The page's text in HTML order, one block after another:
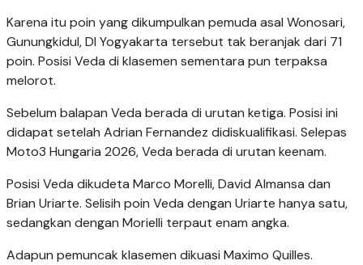
Karena itu poin yang dikumpulkan pemuda asal Wonosari,
Gunungkidul, DI Yogyakarta tersebut tak beranjak dari 71
poin. Posisi Veda di klasemen sementara pun terpaksa
melorot.
Sebelum balapan Veda berada di urutan ketiga. Posisi ini
didapat setelah Adrian Fernandez didiskualifikasi. Selepas
Moto3 Hungaria 2026, Veda berada di urutan keenam.
Posisi Veda dikudeta Marco Morelli, David Almansa dan
Brian Uriarte. Selisih poin Veda dengan Uriarte hanya satu,
sedangkan dengan Morielli terpaut enam angka.
Adapun pemuncak klasemen dikuasi Maximo Quilles.